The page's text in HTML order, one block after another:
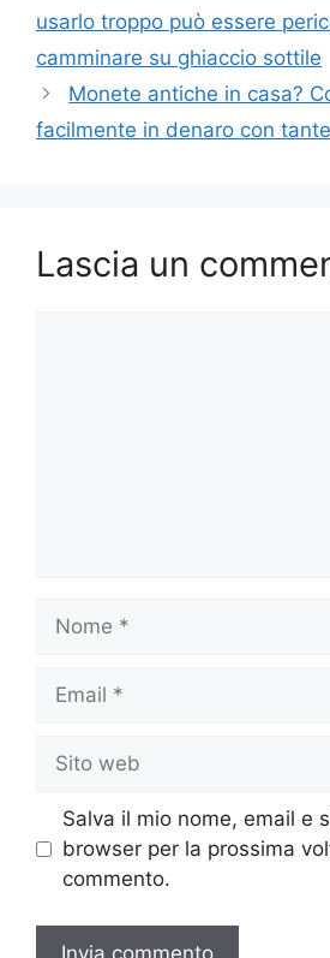
usarlo troppo può essere
camminare su ghiaccio sottile
Monete antiche in casa?
facilmente in denaro con tante
Lascia un
Nome
Email
Sito
web
Salva il mio nome, email e
browser per la prossima
commento.